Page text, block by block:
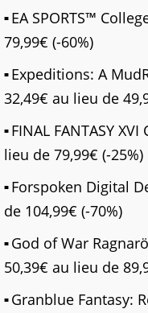
EA SPORTS™
79,99€ (-60%)
Expeditions: A
32,49€ au lieu de
FINAL FANTASY
lieu de 79,99€ (-25%)
Forspoken Digital
de 104,99€ (-70%)
God of War
50,39€ au lieu de
Granblue Fantasy: